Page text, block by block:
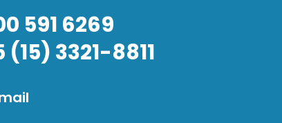
591 6269
(15) 3321-8811